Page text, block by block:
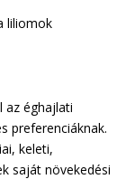
liliomok
az éghajlati
preferenciáknak.
keleti,
saját növekedési